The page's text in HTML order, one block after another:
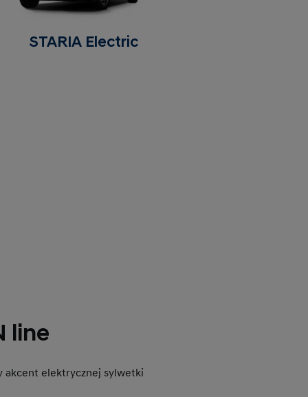
STARIA Electric
line
akcent elektrycznej sylwetki